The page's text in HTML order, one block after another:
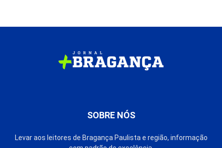
SOBRE NÓS
Levar aos leitores de Bragança Paulista e região, informação